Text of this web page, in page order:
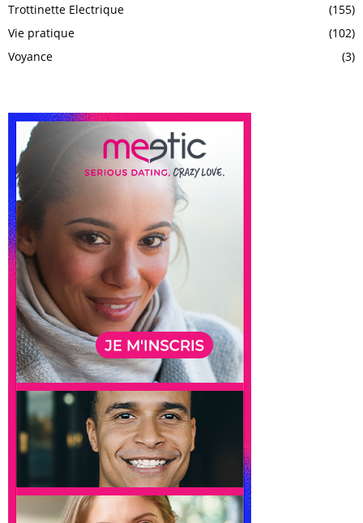
Trottinette Electrique
(155)
Vie pratique
(102)
Voyance
(3)